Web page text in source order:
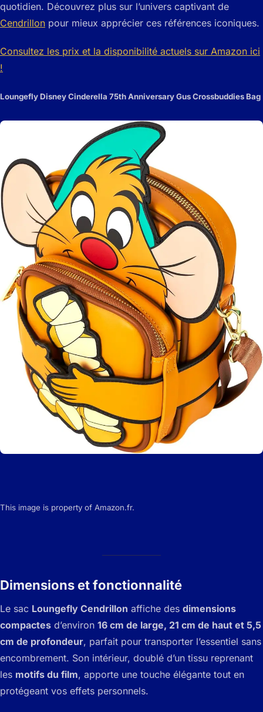
quotidien. Découvrez plus sur l’univers captivant de
Cendrillon pour mieux apprécier ces références iconiques.
Consultez les prix et la disponibilité actuels sur Amazon ici
!
Loungefly Disney Cinderella 75th Anniversary Gus Crossbuddies Bag
This image is property of Amazon.fr.
Dimensions et fonctionnalité
Le sac Loungefly Cendrillon affiche des dimensions
compactes d’environ 16 cm de large, 21 cm de haut et 5,5
cm de profondeur, parfait pour transporter l’essentiel sans
encombrement. Son intérieur, doublé d’un tissu reprenant
les motifs du film, apporte une touche élégante tout en
protégeant vos effets personnels.